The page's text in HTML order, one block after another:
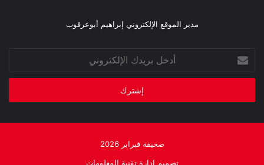
مدير الموقع الإلكتروني إبراهيم أبوعرقوب
أدخل
بريدك
الإلكتروني
صحيفة فبراير 2026
تصميم إدارة تقنية المعلومات